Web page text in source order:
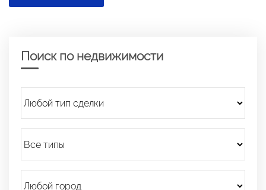
Поиск по недвижимости